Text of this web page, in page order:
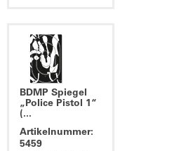
BDMP Spiegel
„Police Pistol 1“
(...
Artikelnummer:
5459